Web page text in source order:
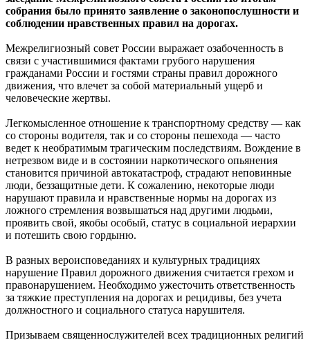
собрания было принято заявление о законопослушности и
соблюдении нравственных правил на дорогах.
Межрелигиозный совет России выражает озабоченность в
связи с участившимися фактами грубого нарушения
гражданами России и гостями страны правил дорожного
движения, что влечет за собой материальный ущерб и
человеческие жертвы.
Легкомысленное отношение к транспортному средству — как
со стороны водителя, так и со стороны пешехода — часто
ведет к необратимым трагическим последствиям. Вождение в
нетрезвом виде и в состоянии наркотического опьянения
становится причиной автокатастроф, страдают неповинные
люди, беззащитные дети. К сожалению, некоторые люди
нарушают правила и нравственные нормы на дорогах из
ложного стремления возвышаться над другими людьми,
проявить свой, якобы особый, статус в социальной иерархии
и потешить свою гордыню.
В разных вероисповеданиях и культурных традициях
нарушение Правил дорожного движения считается грехом и
правонарушением. Необходимо ужесточить ответственность
за тяжкие преступления на дорогах и рецидивы, без учета
должностного и социального статуса нарушителя.
Призываем священнослужителей всех традиционных религий